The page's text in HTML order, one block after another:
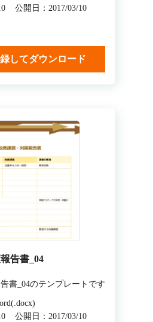
公開日：2017/03/10
してダウンロード
告書_04
書_04のテンプレートです
公開日：2017/03/10